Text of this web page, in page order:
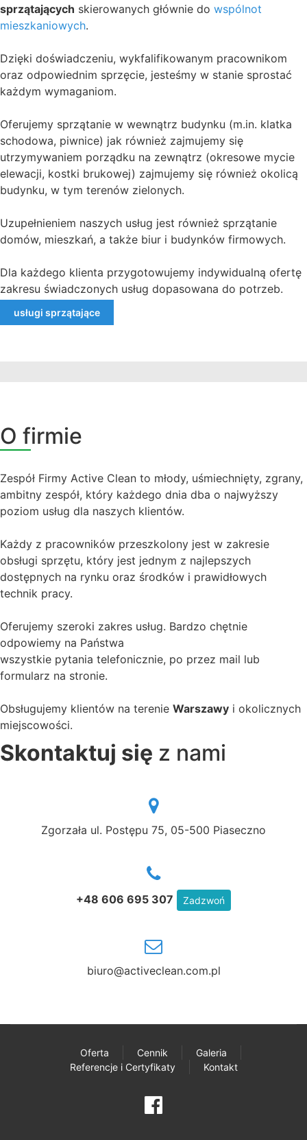
sprzątających skierowanych głównie do wspólnot
mieszkaniowych.
Dzięki doświadczeniu, wykfalifikowanym pracownikom
oraz odpowiednim sprzęcie, jesteśmy w stanie sprostać
każdym wymaganiom.
Oferujemy sprzątanie w wewnątrz budynku (m.in. klatka
schodowa, piwnice) jak również zajmujemy się
utrzymywaniem porządku na zewnątrz (okresowe mycie
elewacji, kostki brukowej) zajmujemy się również okolicą
budynku, w tym terenów zielonych.
Uzupełnieniem naszych usług jest również sprzątanie
domów, mieszkań, a także biur i budynków firmowych.
Dla każdego klienta przygotowujemy indywidualną ofertę
zakresu świadczonych usług dopasowana do potrzeb.
usługi sprzątające
O firmie
Zespół Firmy Active Clean to młody, uśmiechnięty, zgrany,
ambitny zespół, który każdego dnia dba o najwyższy
poziom usług dla naszych klientów.
Każdy z pracowników przeszkolony jest w zakresie
obsługi sprzętu, który jest jednym z najlepszych
dostępnych na rynku oraz środków i prawidłowych
technik pracy.
Oferujemy szeroki zakres usług. Bardzo chętnie
odpowiemy na Państwa
wszystkie pytania telefonicznie, po przez mail lub
formularz na stronie.
Obsługujemy klientów na terenie Warszawy i okolicznych
miejscowości.
Skontaktuj się z nami
Zgorzała ul. Postępu 75, 05-500 Piaseczno
+48 606 695 307 Zadzwoń
biuro@activeclean.com.pl
Oferta Cennik
Galeria
Referencje i Certyfikaty
Kontakt